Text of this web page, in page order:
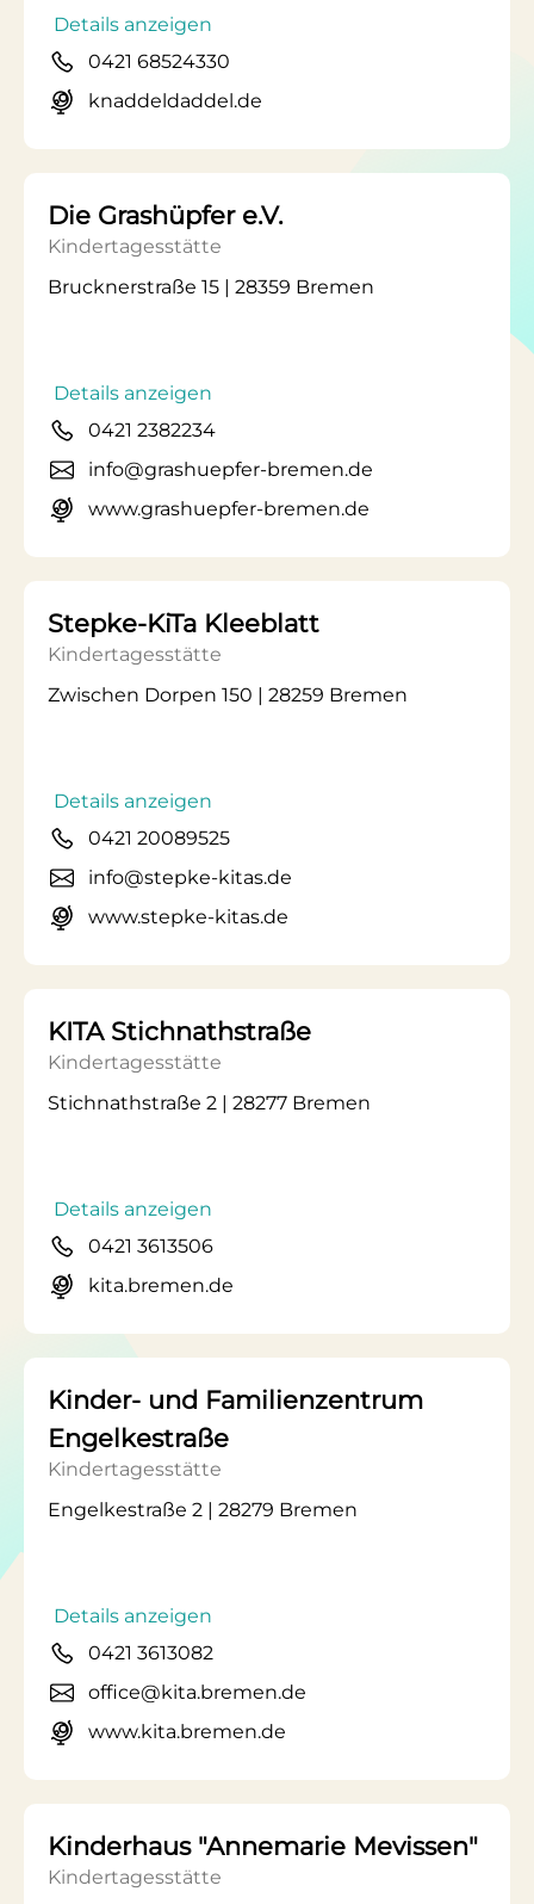
Details anzeigen
0421 68524330
knaddeldaddel.de
Die Grashüpfer e.V.
Kindertagesstätte
Brucknerstraße 15 | 28359 Bremen
Details anzeigen
0421 2382234
info@grashuepfer-bremen.de
www.grashuepfer-bremen.de
Stepke-KiTa Kleeblatt
Kindertagesstätte
Zwischen Dorpen 150 | 28259 Bremen
Details anzeigen
0421 20089525
info@stepke-kitas.de
www.stepke-kitas.de
KITA Stichnathstraße
Kindertagesstätte
Stichnathstraße 2 | 28277 Bremen
Details anzeigen
0421 3613506
kita.bremen.de
Kinder- und Familienzentrum
Engelkestraße
Kindertagesstätte
Engelkestraße 2 | 28279 Bremen
Details anzeigen
0421 3613082
office@kita.bremen.de
www.kita.bremen.de
Kinderhaus "Annemarie Mevissen"
Kindertagesstätte